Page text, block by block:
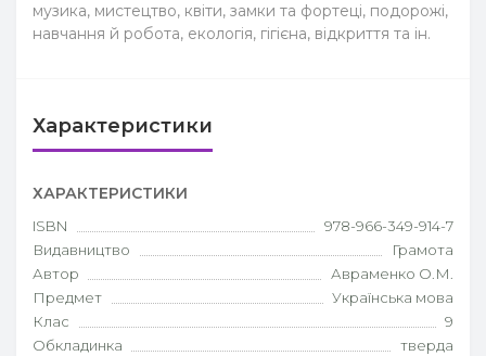
музика, мистецтво, квіти, замки та фортеці, подорожі,
навчання й робота, екологія, гігієна, відкриття та ін.
Характеристики
ХАРАКТЕРИСТИКИ
ISBN
978-966-349-914-7
Видавництво
Грамота
Автор
Авраменко О.М.
Предмет
Українська мова
Клас
9
Обкладинка
тверда